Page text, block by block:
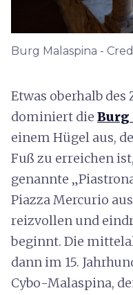
Burg Malaspina -
Etwas oberhalb
dominiert die Burg
einem Hügel aus,
Fuß zu erreichen
genannte
Piazza Mercurio
reizvollen und
beginnt. Die
dann im 15.
Cybo-Malaspina,